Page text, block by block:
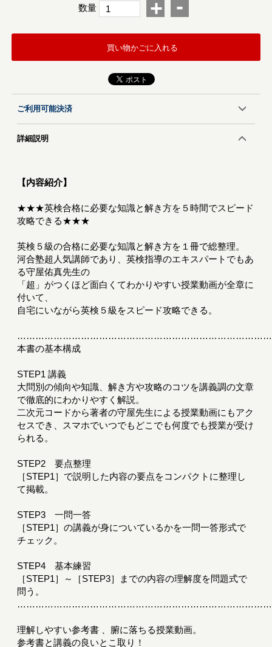
数量 + -
買い物かごに入れる
ご利用可能決済
詳細説明
【内容紹介】
★★★英検合格に必要な知識と解き方を５時間でスピード
攻略できる★★★
英検５級の合格に必要な知識と解き方を１冊で総整理。
河合塾超人気講師であり、英検指導のエキスパートでもあ
る守屋佑真先生の
「超」がつくほど面白くてわかりやすい授業動画が全章に
付いて、
自宅にいながら英検５級をスピード攻略できる。
本書の基本構成
STEP1 講義
大問別の傾向や知識、解き方や攻略のコツを講義調の文章
で徹底的にわかりやすく解説。
二次元コードから著者の守屋先生による授業動画にもアク
セスでき、スマホでいつでもどこでも何度でも授業が受け
られる。
STEP2 要点整理
［STEP1］で説明した内容の要点をコンパクトに整理し
て掲載。
STEP3 一問一答
［STEP1］の講義が身についているかを一問一答形式で
チェック。
STEP4 基本練習
［STEP1］～［STEP3］までの内容の理解度を問題式で
問う。
理解しやすい参考書 、腑に落ちる授業動画。
参考書と講義の良いとこ取り！